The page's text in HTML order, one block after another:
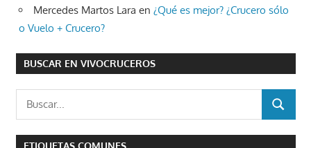
Mercedes Martos Lara en ¿Qué es mejor? ¿Crucero sólo
o Vuelo + Crucero?
BUSCAR EN VIVOCRUCEROS
Buscar:
BUSCAR
ETIQUETAS COMUNES